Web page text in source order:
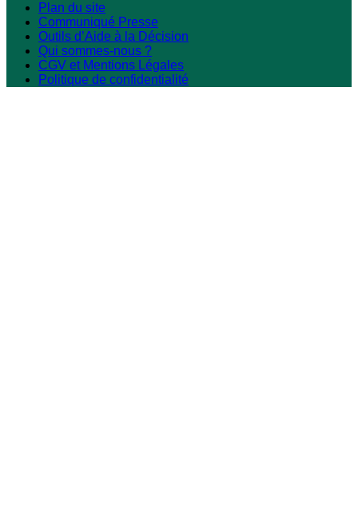
Plan du site
Communiqué Presse
Outils d’Aide à la Décision
Qui sommes-nous ?
CGV et Mentions Légales
Politique de confidentialité